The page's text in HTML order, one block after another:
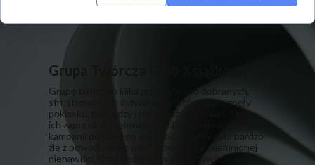
Grupa Twórcza Qlub Xsiążkowy
Grupę tworzyło kilka przypadkowo dobranych,
sfrustrowanych indywiduów, które zapragnęły
poklasku, pieniędzy i niezasłużonej sławy. I żeby
ich zaprosili do telewizora. Ich współpraca przy
kampanii od samego początku przebiegała bardzo
źle z powodu wielowektorowej, odwzajemnionej
nienawiści. Oraz bezinteresownej zawiści.